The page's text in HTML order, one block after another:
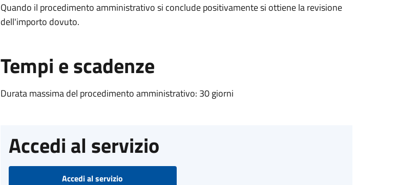
Quando il procedimento amministrativo si conclude positivamente si ottiene la revisione
dell'importo dovuto.
Tempi e scadenze
Durata massima del procedimento amministrativo: 30 giorni
Accedi al servizio
Accedi al servizio